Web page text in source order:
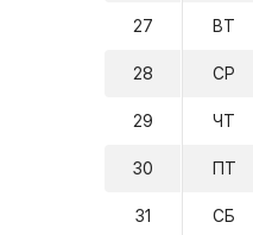
27 ВТ
28 СР
29 ЧТ
30 ПТ
31 СБ